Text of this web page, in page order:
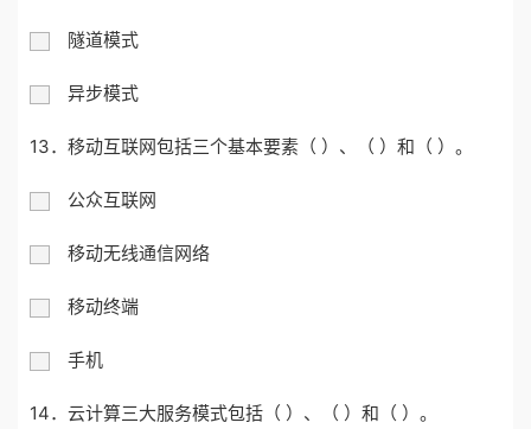
隧道模式
异步模式
13．移动互联网包括三个基本要素（ ）、（ ）和（ ）。
公众互联网
移动无线通信网络
移动终端
手机
14．云计算三大服务模式包括（ ）、（ ）和（ ）。